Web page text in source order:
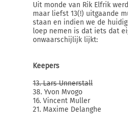
Uit monde van Rik Elfrik
maar liefst 13(!) uitgaande
staan en indien we de
loep nemen is dat iets dat
onwaarschijlijk lijkt:
Keepers
13. Lars Unnerstall
38. Yvon Mvogo
16. Vincent Muller
21. Maxime Delanghe